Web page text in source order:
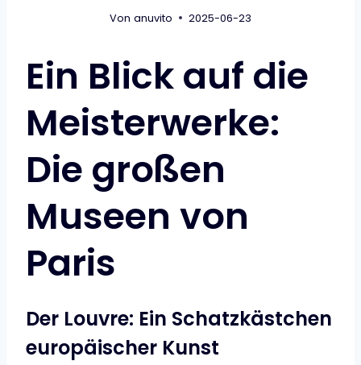
Von anuvito 2025-06-23
Ein Blick auf die
Meisterwerke:
Die großen
Museen von
Paris
Der Louvre: Ein Schatzkästchen
europäischer Kunst